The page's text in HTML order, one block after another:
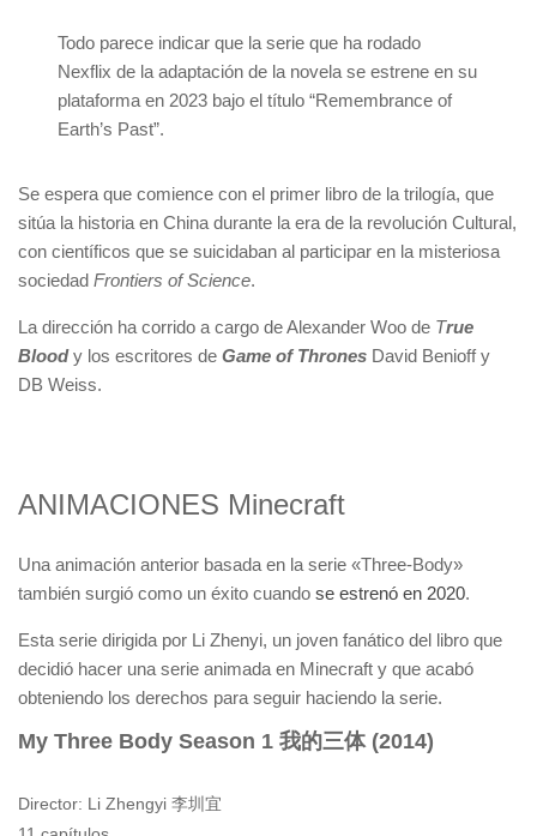
Todo parece indicar que la serie que ha rodado
Nexflix de la adaptación de la novela se estrene en su
plataforma en 2023 bajo el título “Remembrance of
Earth’s Past”.
Se espera que comience con el primer libro de la trilogía, que
sitúa la historia en China durante la era de la revolución Cultural,
con científicos que se suicidaban al participar en la misteriosa
sociedad Frontiers of Science.
La dirección ha corrido a cargo de Alexander Woo de True
Blood y los escritores de Game of Thrones David Benioff y
DB Weiss.
ANIMACIONES Minecraft
Una animación anterior basada en la serie «Three-Body»
también surgió como un éxito cuando se estrenó en 2020.
Esta serie dirigida por Li Zhenyi, un joven fanático del libro que
decidió hacer una serie animada en Minecraft y que acabó
obteniendo los derechos para seguir haciendo la serie.
My Three Body Season 1 我的三体 (2014)
Director: Li Zhengyi 李圳宜